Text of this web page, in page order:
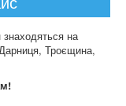
на
Троєщина,